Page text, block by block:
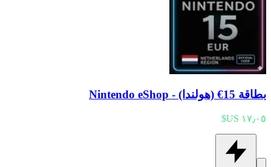
بطاقة 15€ (هولندا) - Nintendo eShop